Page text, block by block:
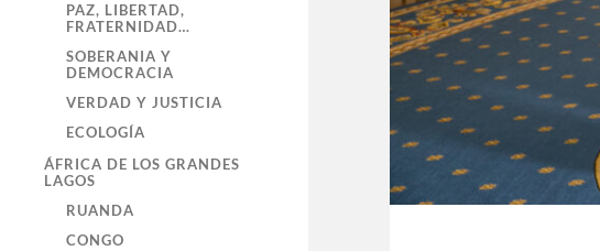
PAZ, LIBERTAD,
FRATERNIDAD…
SOBERANIA Y
DEMOCRACIA
VERDAD Y JUSTICIA
ECOLOGÍA
ÁFRICA DE LOS GRANDES
LAGOS
RUANDA
CONGO